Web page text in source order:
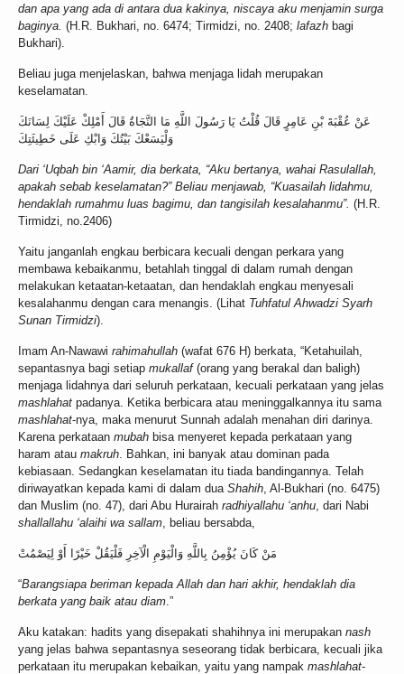
dan apa yang ada di antara dua kakinya, niscaya aku menjamin surga
baginya. (H.R. Bukhari, no. 6474; Tirmidzi, no. 2408; lafazh bagi
Bukhari).
Beliau juga menjelaskan, bahwa menjaga lidah merupakan
keselamatan.
عَنْ عُقْبَةَ بْنِ عَامِرٍ قَالَ قُلْتُ يَا رَسُولَ اللَّهِ مَا النَّجَاةُ قَالَ أَمْلِكْ عَلَيْكَ لِسَانَكَ
وَلْيَسَعْكَ بَيْتُكَ وَابْكِ عَلَى خَطِيئَتِكَ
Dari ‘Uqbah bin ‘Aamir, dia berkata, “Aku bertanya, wahai Rasulallah,
apakah sebab keselamatan?” Beliau menjawab, “Kuasailah lidahmu,
hendaklah rumahmu luas bagimu, dan tangisilah kesalahanmu”. (H.R.
Tirmidzi, no.2406)
Yaitu janganlah engkau berbicara kecuali dengan perkara yang
membawa kebaikanmu, betahlah tinggal di dalam rumah dengan
melakukan ketaatan-ketaatan, dan hendaklah engkau menyesali
kesalahanmu dengan cara menangis. (Lihat Tuhfatul Ahwadzi Syarh
Sunan Tirmidzi).
Imam An-Nawawi rahimahullah (wafat 676 H) berkata, “Ketahuilah,
sepantasnya bagi setiap mukallaf (orang yang berakal dan baligh)
menjaga lidahnya dari seluruh perkataan, kecuali perkataan yang jelas
mashlahat padanya. Ketika berbicara atau meninggalkannya itu sama
mashlahat-nya, maka menurut Sunnah adalah menahan diri darinya.
Karena perkataan mubah bisa menyeret kepada perkataan yang
haram atau makruh. Bahkan, ini banyak atau dominan pada
kebiasaan. Sedangkan keselamatan itu tiada bandingannya. Telah
diriwayatkan kepada kami di dalam dua Shahih, Al-Bukhari (no. 6475)
dan Muslim (no. 47), dari Abu Hurairah radhiyallahu ‘anhu, dari Nabi
shallallahu ‘alaihi wa sallam, beliau bersabda,
مَنْ كَانَ يُؤْمِنُ بِاللَّهِ وَالْيَوْمِ الْآخِرِ فَلْيَقُلْ خَيْرًا أَوْ لِيَصْمُتْ
“Barangsiapa beriman kepada Allah dan hari akhir, hendaklah dia
berkata yang baik atau diam.”
Aku katakan: hadits yang disepakati shahihnya ini merupakan nash
yang jelas bahwa sepantasnya seseorang tidak berbicara, kecuali jika
perkataan itu merupakan kebaikan, yaitu yang nampak mashlahat-